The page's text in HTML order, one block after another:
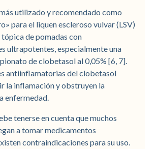
utilizado y recomendado como
para el liquen escleroso vulvar (LSV)
de pomadas con
ultrapotentes, especialmente una
de clobetasol al 0,05% [6, 7].
antiinflamatorias del clobetasol
la inflamación y obstruyen la
enfermedad.
tenerse en cuenta que muchos
a tomar medicamentos
contraindicaciones para su uso.